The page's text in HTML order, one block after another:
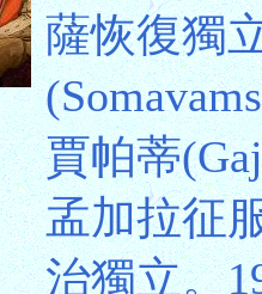
薩恢復獨
賈帕蒂
孟加拉征
治獨立。